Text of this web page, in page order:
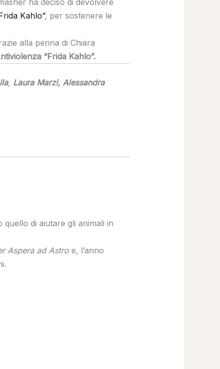
ha deciso di devolvere
Kahlo”, per sostenere le
alla penna di Chiara
“Frida Kahlo”.
, Laura Marzi, Alessandra
di aiutare gli animali in
Aspera ad Astroe, l’anno